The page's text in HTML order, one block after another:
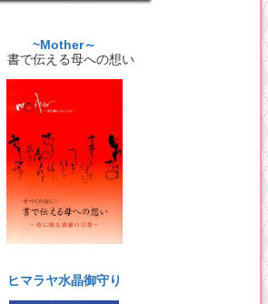
~Mother～
書で伝える母への想い
ヒマラヤ水晶御守り